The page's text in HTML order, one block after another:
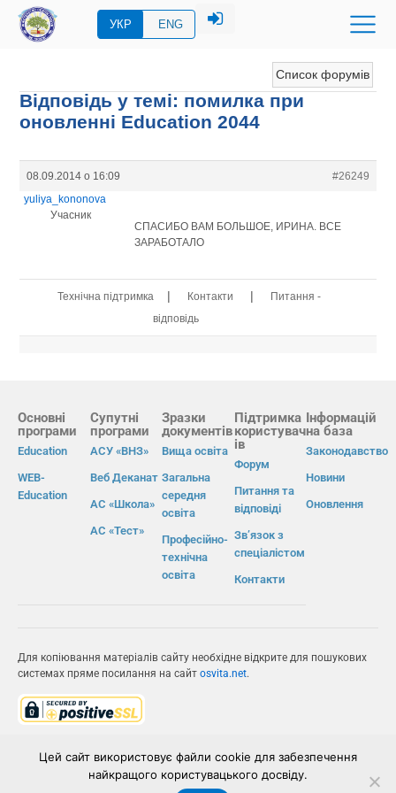
УКР ENG
Список форумів
Відповідь у темі: помилка при
оновленні Education 2044
08.09.2014 о 16:09
#26249
yuliya_kononova
Учасник
СПАСИБО ВАМ БОЛЬШОЕ, ИРИНА. ВСЕ
ЗАРАБОТАЛО
Технічна підтримка | Контакти |
Питання -
відповідь
Основні
програми
Education
WEB-
Education
Супутні
програми
АСУ «ВНЗ»
Веб Деканат
АС «Школа»
АС «Тест»
Зразки
документів
Вища освіта
Загальна
середня
освіта
Професійно-
технічна
освіта
Підтримка
користувач
ів
Форум
Питання та
відповіді
Зв’язок з
спеціалістом
Контакти
Інформацій
на база
Законодавство
Новини
Оновлення
Для копіювання матеріалів сайту необхідне відкрите для пошукових
системах пряме посилання на сайт osvita.net.
ІВС «ОСВІТА»
Цей сайт використовує файли cookie для забезпечення
найкращого користувацького досвіду.